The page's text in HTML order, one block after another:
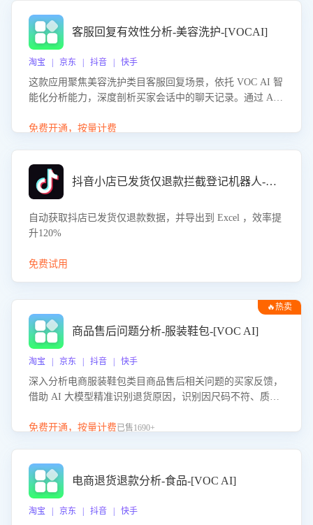
客服回复有效性分析-美容洗护-[VOCAI]
淘宝 | 京东 | 抖音 | 快手
这款应用聚焦美容洗护类目客服回复场景，依托 VOC AI 智
能化分析能力，深度剖析买家会话中的聊天记录。通过 AI
答的有效性与完整性，输出针对性改进策略，助力商家快速
免费开通，按量计费
抖音小店已发货仅退款拦截登记机器人-八爪鱼
自动获取抖店已发货仅退款数据，并导出到 Excel ，效率提
升120%
免费试用
🔥热卖
商品售后问题分析-服装鞋包-[VOC AI]
淘宝 | 京东 | 抖音 | 快手
深入分析电商服装鞋包类目商品售后相关问题的买家反馈，
借助 AI 大模型精准识别退货原因，识别因尺码不符、质量
议，助力商家优化产品或服务，实现销售额的显著提升。
免费开通，按量计费已售1690+
电商退货退款分析-食品-[VOC AI]
淘宝 | 京东 | 抖音 | 快手